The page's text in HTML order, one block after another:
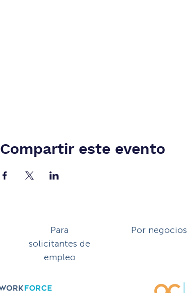
Compartir este evento
Para
solicitantes de
empleo
Por negocios